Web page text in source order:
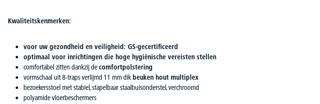
Kwaliteitskenmerken:
voor uw gezondheid en veiligheid: GS-gecertificeerd
optimaal voor inrichtingen die hoge hygiënische vereisten stellen
comfortabel zitten dankzij decomfortpolstering
vormschaal uit 8-traps verlijmd 11 mm dikbeuken hout multiplex
bezoekersstoel met stabiel, stapelbaar staalbuisonderstel, verchroomd
polyamide vloerbeschermers